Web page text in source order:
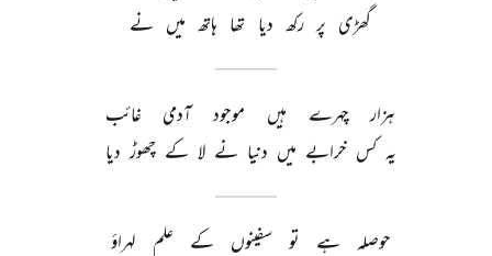
گھڑی پر رکھ دیا تھا ہاتھ میں نے
ہزار چہرے ہیں موجود آدمی
غائب
یہ کس خرابے میں دنیا نے لا کے چھوڑ دیا
حوصلہ ہے تو سفینوں کے علم
لہراؤ